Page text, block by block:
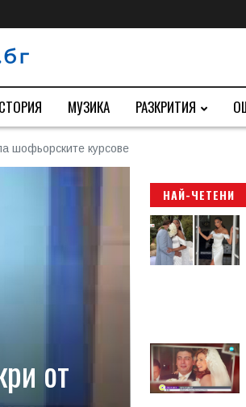
МУЗИКА РАЗКРИТИЯ
шофьорските курсове
от
НАЙ-ЧЕТЕНИ